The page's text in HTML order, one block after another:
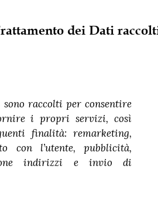
dei Dati
sono raccolti per consentire
i propri servizi, così
finalità: remarketing,
con l’utente, pubblicità,
indirizzi e invio di